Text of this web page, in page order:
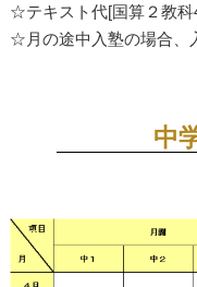
☆テキスト代[国算２教科
☆月の途中入塾の場合、
中